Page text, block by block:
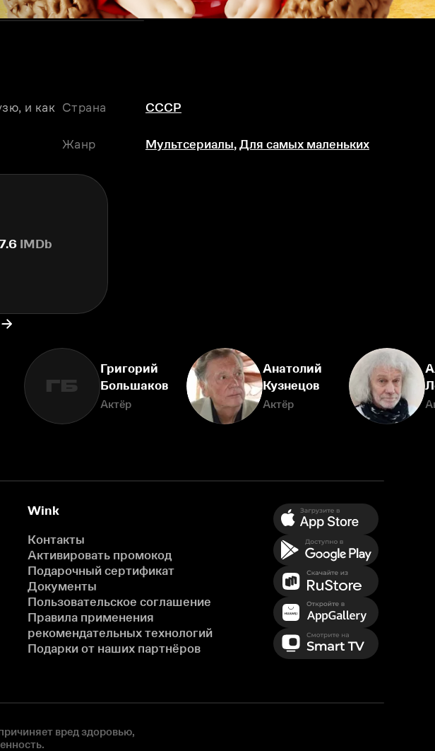
и как Страна СССР
Жанр Мультсериалы, Для самых маленьких
IMDb
ГБ
Григорий
Большаков
Актёр
Анатолий
Кузнецов
Актёр
Wink
Контакты
Активировать промокод
Подарочный сертификат
Документы
Пользовательское соглашение
Правила применения
рекомендательных технологий
Подарки от наших партнёров
вред здоровью,